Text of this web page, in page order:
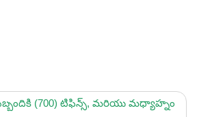
(700) టిఫిన్స్, మరియు మధ్యాహ్నం